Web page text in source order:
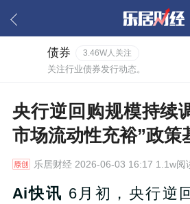
债券 3.46W人关注
关注行业债券发行动态。
央行逆回购规模持续
市场流动性充裕”政策
乐居财经2026-06-03 16:17 1.1w阅
Ai快讯 6月初，央行逆